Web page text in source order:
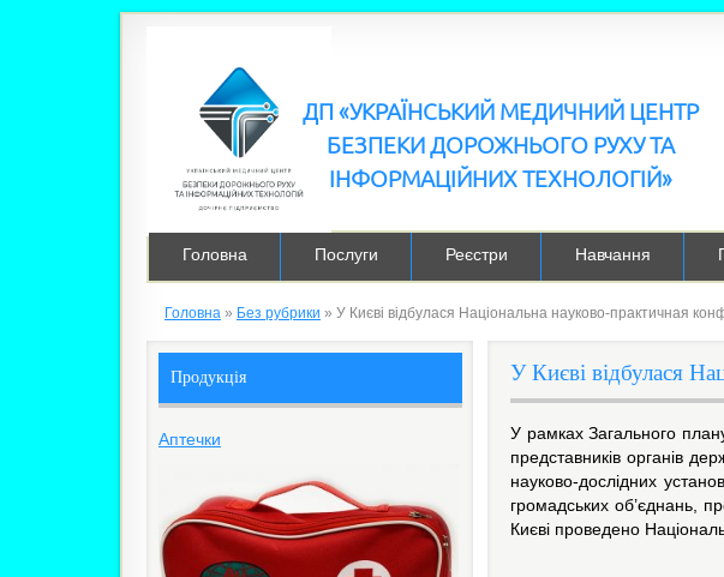
ДП «УКРАЇНСЬКИЙ МЕДИЧНИЙ ЦЕНТР
БЕЗПЕКИ ДОРОЖНЬОГО РУХУ ТА
ІНФОРМАЦІЙНИХ ТЕХНОЛОГІЙ»
Головна Послуги Реєстри Навчання
Головна » Без рубрики » У Києві відбулася Національна науково-практичная
У Києві відбулася
У рамках Загального
представників органів
науково-дослідних
громадських об’єднань,
Києві проведено
Продукція
Аптечки